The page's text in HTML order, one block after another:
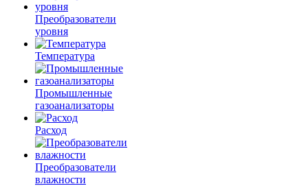
Преобразователи
уровня
Температура
Промышленные
газоанализаторы
Расход
Преобразователи
влажности